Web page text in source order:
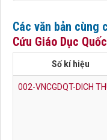
Các văn bản cùng
Cứu Giáo Dục
Số kí hiệu
002-VNCGDQT-DICH